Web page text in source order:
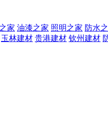
家 油漆之家 照明之家 防水
玉林建材 贵港建材 钦州建材